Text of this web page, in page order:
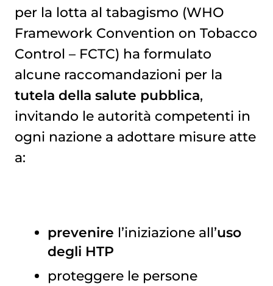
per la lotta al tabagismo (WHO
Framework Convention on Tobacco
Control – FCTC) ha formulato
alcune raccomandazioni per la
tutela della salute pubblica,
invitando le autorità competenti in
ogni nazione a adottare misure atte
a:
prevenire l’iniziazione all’uso
degli HTP
proteggere le persone